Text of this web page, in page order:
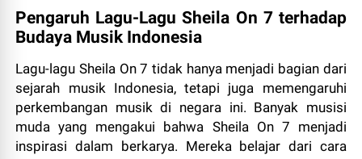
Pengaruh Lagu-Lagu Sheila On 7 terhadap
Budaya Musik Indonesia
Lagu-lagu Sheila On 7 tidak hanya menjadi bagian dari
sejarah musik Indonesia, tetapi juga memengaruhi
perkembangan musik di negara ini. Banyak musisi
muda yang mengakui bahwa Sheila On 7 menjadi
inspirasi dalam berkarya. Mereka belajar dari cara